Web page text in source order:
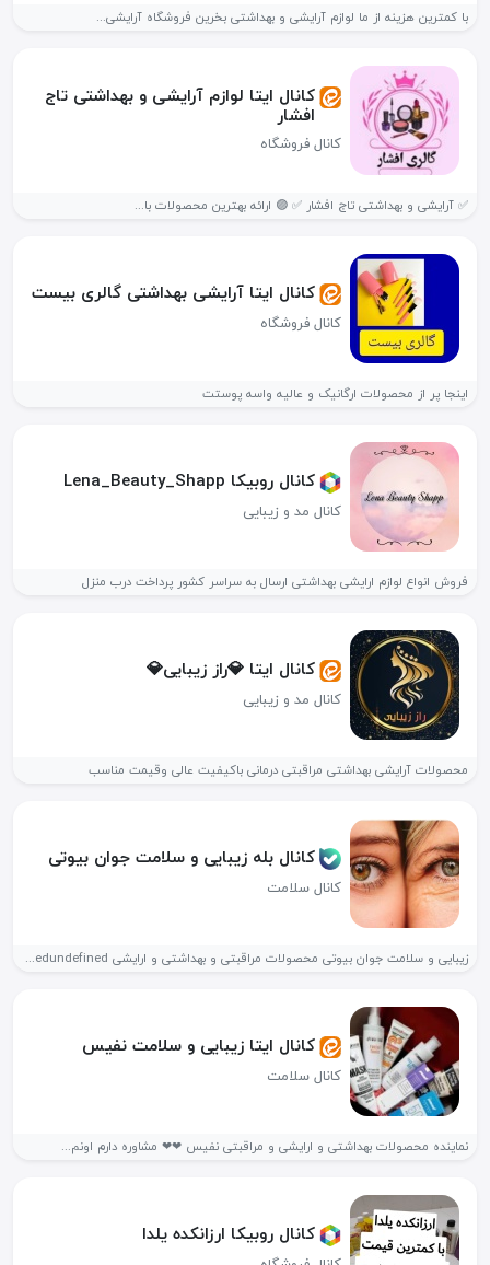
با کمترین هزینه از ما لوازم آرایشی و بهداشتی بخرین فروشگاه آرایشی...
کانال ایتا لوازم آرایشی و بهداشتی تاج
افشار
کانال فروشگاه
✅ آرایشی و بهداشتی تاج افشار ✅ 🟣 ارائه بهترین محصولات با...
کانال ایتا آرایشی بهداشتی گالری بیست
کانال فروشگاه
اینجا پر از محصولات ارگانیک و عالیه واسه پوستت
کانال روبیکا Lena_Beauty_Shapp
کانال مد و زیبایی
فروش انواع لوازم ارایشی بهداشتی ارسال به سراسر کشور پرداخت درب منزل
کانال ایتا 💎راز زیبایی💎
کانال مد و زیبایی
محصولات آرایشی بهداشتی مراقبتی درمانی باکیفیت عالی وقیمت مناسب
کانال بله زیبایی و سلامت جوان بیوتی
کانال سلامت
زیبایی و سلامت جوان بیوتی محصولات مراقبتی و بهداشتی و ارایشی undefinedundefinedundefined🧪...
کانال ایتا زیبایی و سلامت نفیس
کانال سلامت
نماینده محصولات بهداشتی و ارایشی و مراقبتی نفیس ❤❤ مشاوره دارم اونم...
کانال روبیکا ارزانکده یلدا